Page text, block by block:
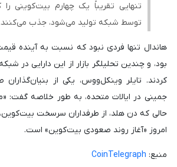
تنهایی تقریباً یک چهارم بیت‌کوینی
توسط شبکه تولید می‌شود، جذب
هاندال تنها فردی نبود که نسبت به آینده
بود، و چندین تحلیلگر بازار از این دارایی در
کردند. تایلر وینکل‌ووس، یکی از بنیان‌گذاران
جمینی در ایالات متحده، به طور خلاصه گفت:
حالی که دن هلد، از طرفداران سرسخت
امروز «آغاز روند صعودی بیت‌کوین» است.
منبع: CoinTelegraph